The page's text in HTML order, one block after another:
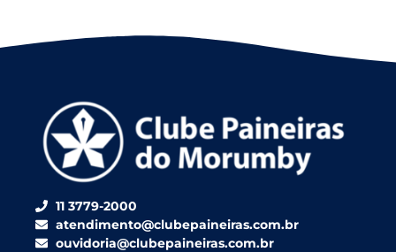
11 3779-2000
atendimento@clubepaineiras.com.br
ouvidoria@clubepaineiras.com.br